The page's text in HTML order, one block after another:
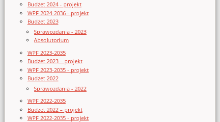
Budżet 2024 - projekt
WPF 2024-2036 - projekt
Budżet 2023
Sprawozdania - 2023
Absolutorium
WPF 2023-2035
Budżet 2023 – projekt
WPF 2023-2035 - projekt
Budżet 2022
Sprawozdania - 2022
WPF 2022-2035
Budżet 2022 – projekt
WPF 2022-2035 - projekt